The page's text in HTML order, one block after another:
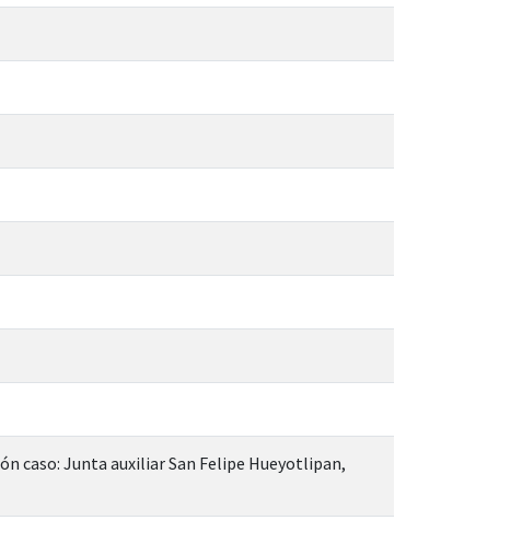
caso: Junta auxiliar San Felipe Hueyotlipan,